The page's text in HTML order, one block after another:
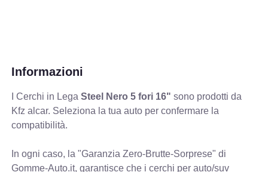
Informazioni
I Cerchi in LegaSteel Nero 5 fori 16" sono prodotti da
Kfz alcar. Seleziona la tua auto per confermare la
compatibilità.
In ogni caso, la "Garanzia Zero-Brutte-Sorprese" di
Gomme-Auto.it, garantisce che i cerchi per auto/suv